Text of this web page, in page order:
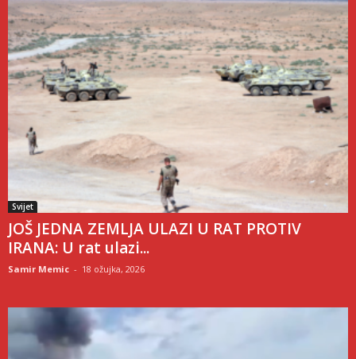
Svijet
JOŠ JEDNA ZEMLJA ULAZI U RAT PROTIV
IRANA: U rat ulazi...
Samir Memic - 18 ožujka, 2026